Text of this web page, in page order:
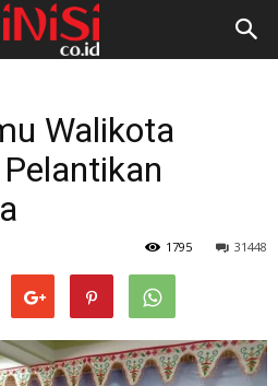
Walikota
31448
1795